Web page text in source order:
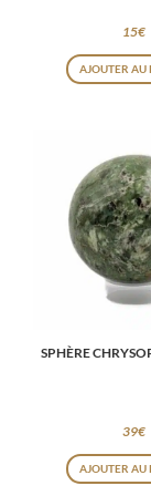
15€
AJOUTER AU
SPHÈRE
39€
AJOUTER AU